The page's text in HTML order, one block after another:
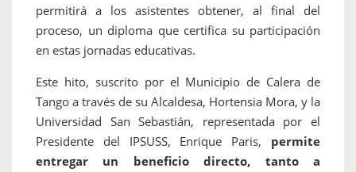
permitirá a los asistentes obtener, al final del
proceso, un diploma que certifica su participación
en estas jornadas educativas.
Este hito, suscrito por el Municipio de Calera de
Tango a través de su Alcaldesa, Hortensia Mora, y la
Universidad San Sebastián, representada por el
Presidente del IPSUSS, Enrique Paris, permite
entregar un beneficio directo, tanto a